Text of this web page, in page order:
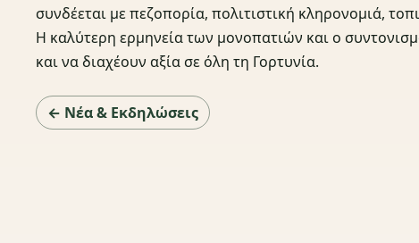
συνδέεται με πεζοπορία, πολιτιστική κληρονομιά,
Η καλύτερη ερμηνεία των μονοπατιών και ο
και να διαχέουν αξία σε όλη τη Γορτυνία.
← Νέα & Εκδηλώσεις